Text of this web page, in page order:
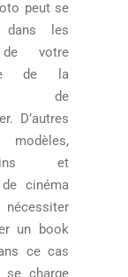
peut se
dans les
de votre
de la
de
D’autres
modèles,
et
cinéma
un book
ce cas
se charge